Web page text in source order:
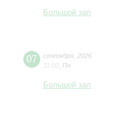
Большой зал
07 сентября 2026
11:00 Пн
Большой зал